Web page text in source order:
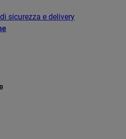
sicurezza e delivery